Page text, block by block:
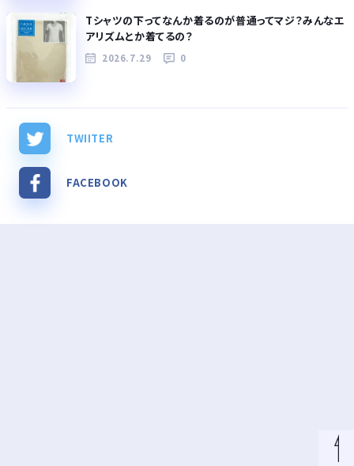
Tシャツの下ってなんか着るのが普通ってマジ？みんなエ
アリズムとか着てるの？
2026.7.29 0
TWIITER
FACEBOOK